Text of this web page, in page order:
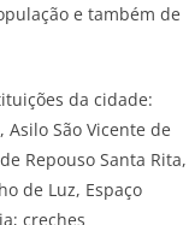
e também de
da cidade:
São Vicente de
Repouso Santa Rita,
de Luz, Espaço
creches